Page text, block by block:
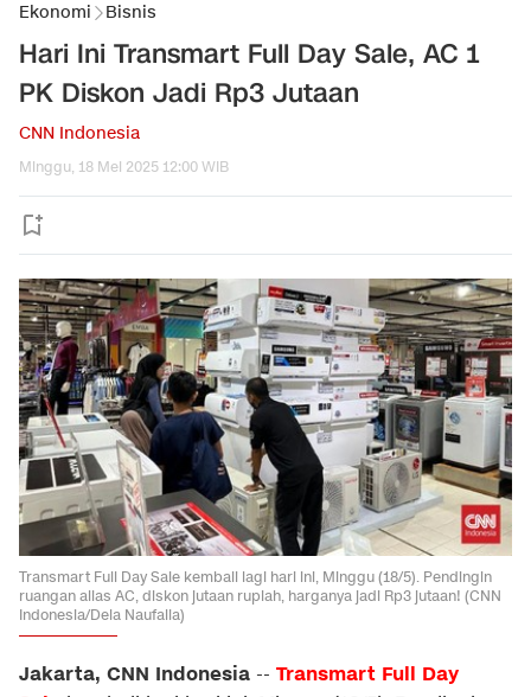
Ekonomi Bisnis
Hari Ini Transmart Full Day Sale, AC 1
PK Diskon Jadi Rp3 Jutaan
CNN Indonesia
Minggu, 18 Mei 2025 12:00 WIB
Transmart Full Day Sale kembali lagi hari ini, Minggu (18/5). Pendingin
ruangan alias AC, diskon jutaan rupiah, harganya jadi Rp3 jutaan! (CNN
Indonesia/Dela Naufalia)
Jakarta, CNN Indonesia -- Transmart Full Day